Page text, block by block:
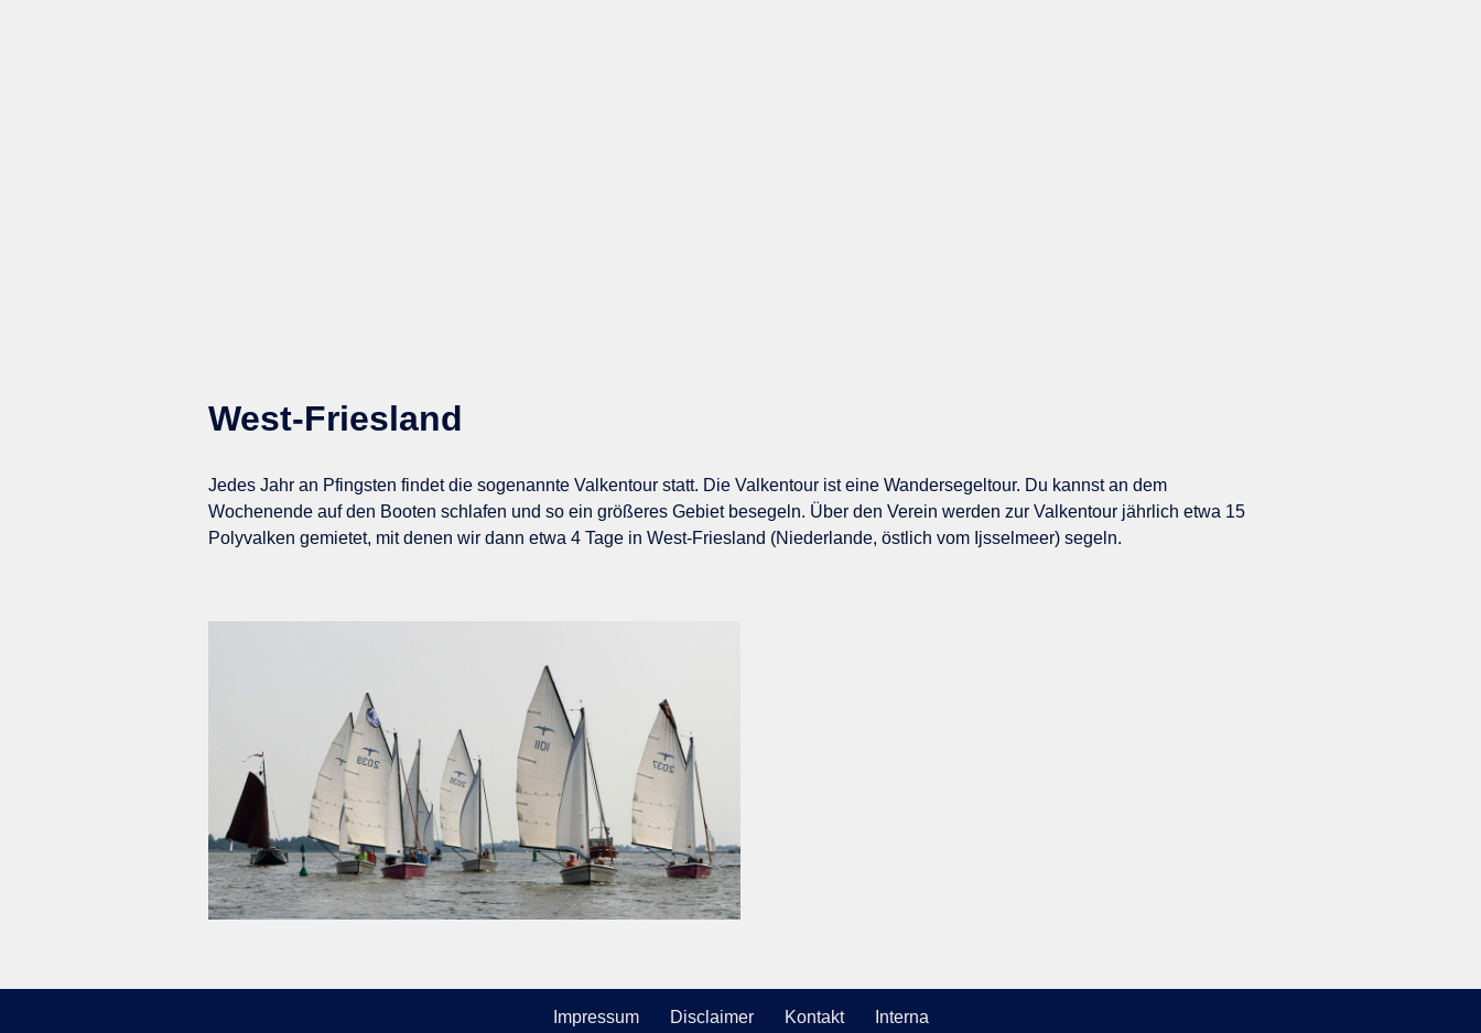
West-Friesland
Jedes Jahr an Pfingsten findet die sogenannte Valkentour statt. Die Valkentour ist eine Wandersegeltour. Du kannst an dem
Wochenende auf den Booten schlafen und so ein größeres Gebiet besegeln. Über den Verein werden zur Valkentour jährlich etwa 15
Polyvalken gemietet, mit denen wir dann etwa 4 Tage in West-Friesland (Niederlande, östlich vom Ijsselmeer) segeln.
Impressum Disclaimer Kontakt Interna